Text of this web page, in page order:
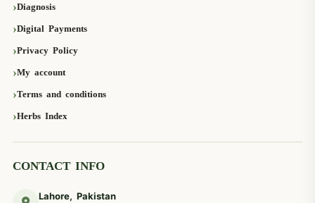
Diagnosis
Digital Payments
Privacy Policy
My account
Terms and conditions
Herbs Index
CONTACT INFO
Lahore, Pakistan